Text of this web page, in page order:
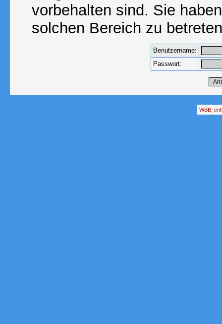
vorbehalten sind. Sie
solchen Bereich zu
Benutzername:
Passwort:
WBB,